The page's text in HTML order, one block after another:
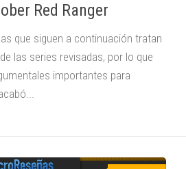
Red Ranger
que siguen a continuación tratan
las series revisadas, por lo que
importantes para